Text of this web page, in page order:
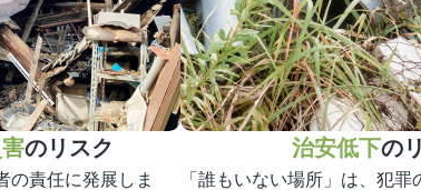
のリスク
の責任に発展しま
治安低下の
「誰もいない場所」は、犯